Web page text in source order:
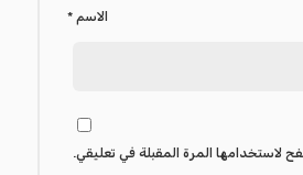
الاسم *
لاستخدامها المرة المقبلة في تعليقي.